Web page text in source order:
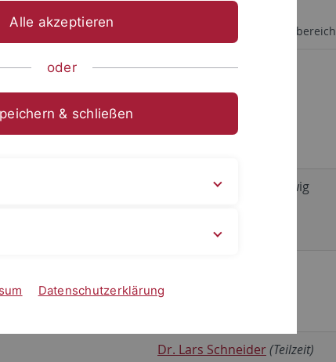
Fakultät Fachbereiche Fachbereich
Prof. Dr. Hannah Markwig
Raum: C5P40
Tel.: 07071 / 29-78571
Dr. Lars Schneider(Teilzeit)
Alle akzeptieren
oder
& schließen
Datenschutzerklärung